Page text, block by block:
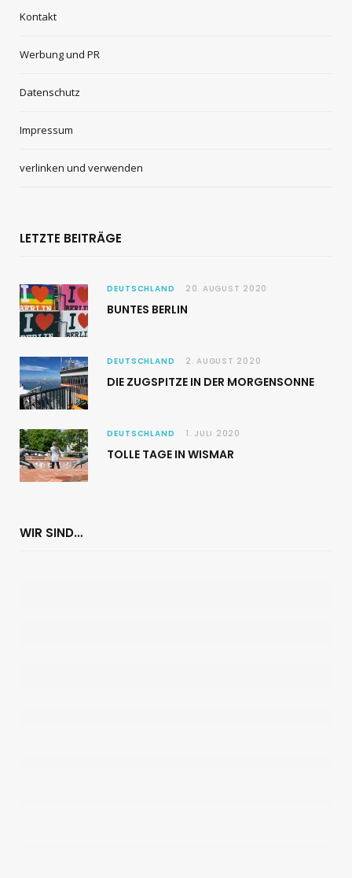
Kontakt
Werbung und PR
Datenschutz
Impressum
verlinken und verwenden
LETZTE BEITRÄGE
DEUTSCHLAND 20. AUGUST 2020
BUNTES BERLIN
DEUTSCHLAND 2. AUGUST 2020
DIE ZUGSPITZE IN DER MORGENSONNE
DEUTSCHLAND 1. JULI 2020
TOLLE TAGE IN WISMAR
WIR SIND…